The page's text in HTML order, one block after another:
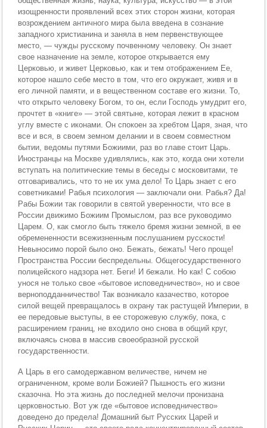
изощренности проявлений всех этих сторон жизни, которая
возрождением античного мира была введена в сознание
западного христианина и заняла в нем первенствующее
место, — чужды русскому почвенному человеку. Он знает
свое назначение на земле, которое открывается ему
Церковью, и живет Церковью, как и тем отображением Ее,
которое нашло себе место в том, что его окружает, живя и в
его личной памяти, и в вещественном составе его жизни. То,
что открыто человеку Богом, то он, если Господь умудрит его,
прочтет в «книге» — этой святыне, которая лежит в красном
углу вместе с иконами. Он спокоен за хребтом Царя, зная, что
все и вся, в своем земном делании и в своем совместном
бытии, ведомы путями Божиими, раз во главе стоит Царь.
Иностранцы на Москве удивлялись, как это, когда они хотели
вступать на политические темы в беседы с московитами, те
отговаривались, что то не их ума дело! То Царь знает с его
советниками! Рабья психология — заключали они. Рабья? Да!
Рабы Божии так говорили в святой уверенности, что все в
России движимо Божиим Промыслом, раз все руководимо
Царем. О, как смогло быть тяжело бремя жизни земной, в ее
обремененности всежизненным послушанием русскости!
Невыносимо порой было оно. Бежать, бежать! Чего проще!
Пространства России беспредельны. Общегосударственного
полицейского надзора нет. Беги! И бежали. Но как! С собою
унося не только свое «бытовое исповедничество», но и свое
верноподданничество! Так возникало казачество, которое
силой вещей превращалось в охрану так растущей Империи, в
ее передовые выступы, в ее сторожевую службу, пока, с
расширением границ, не входило оно снова в общий круг,
включаясь снова в массив своеобразной русской
государственности.
А Царь в его самодержавном величестве, ничем не
ограниченном, кроме воли Божией? Пышность его жизни
сказочна. Но эта жизнь до последней мелочи пронизана
церковностью. Вот уж где «бытовое исповедничество»
доведено до предела! Домашний быт Русских Царей и